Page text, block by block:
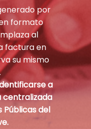
por
formato
al
factura en
su mismo
a
Públicas del